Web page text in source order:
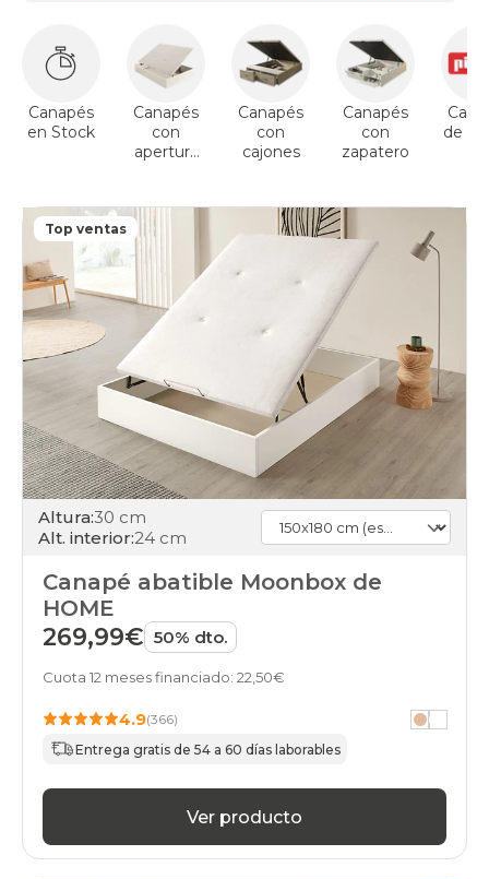
Canapés
en Stock
Canapés
con
apertura
Canapés
con
cajones
Canapés
con
zapatero
de
Top ventas
Altura:30 cm
Alt. interior:24 cm
Canapé abatible Moonbox de
HOME
269,99€ 50% dto.
Cuota 12 meses financiado: 22,50€
4.9(366)
Entrega gratis de 54 a 60 días laborables
Ver producto